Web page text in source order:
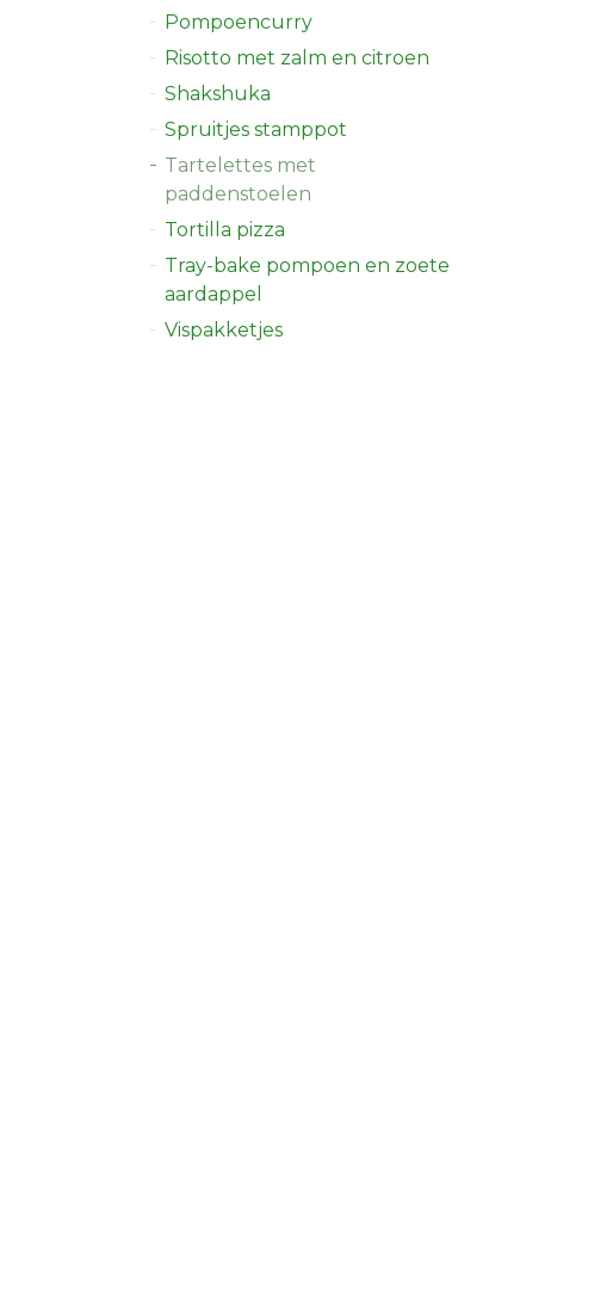
Pompoencurry
Risotto met zalm en citroen
Shakshuka
Spruitjes stamppot
Tartelettes met
paddenstoelen
Tortilla pizza
Tray-bake pompoen en zoete
aardappel
Vispakketjes